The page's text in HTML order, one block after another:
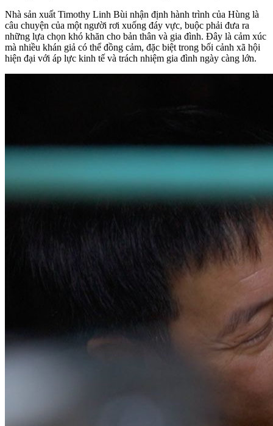
Nhà sản xuất Timothy Linh Bùi nhận định hành trình của Hùng là
câu chuyện của một người rơi xuống đáy vực, buộc phải đưa ra
những lựa chọn khó khăn cho bản thân và gia đình. Đây là cảm xúc
mà nhiều khán giả có thể đồng cảm, đặc biệt trong bối cảnh xã hội
hiện đại với áp lực kinh tế và trách nhiệm gia đình ngày càng lớn.